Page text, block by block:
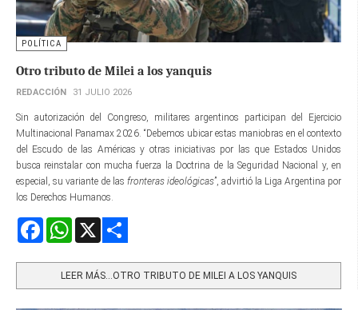
POLÍTICA
Otro tributo de Milei a los yanquis
REDACCIÓN 31 JULIO 2026
Sin autorización del Congreso, militares argentinos participan del Ejercicio
Multinacional Panamax 2026. “Debemos ubicar estas maniobras en el contexto
del Escudo de las Américas y otras iniciativas por las que Estados Unidos
busca reinstalar con mucha fuerza la Doctrina de la Seguridad Nacional y, en
especial, su variante de las fronteras ideológicas”, advirtió la Liga Argentina por
los Derechos Humanos.
FacebookWhatsApp
LEER MÁS…OTRO TRIBUTO DE MILEI A LOS YANQUIS